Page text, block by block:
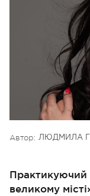
Автор: ЛЮДМИЛА
Практикуючий
великому